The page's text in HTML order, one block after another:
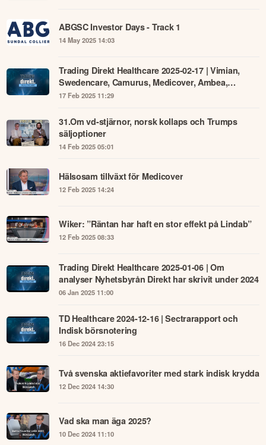
ABGSC Investor Days - Track 1
14 May 2025 14:03
Trading Direkt Healthcare 2025-02-17 | Vimian,
Swedencare, Camurus, Medicover, Ambea,
BioArctic
17 Feb 2025 11:29
31.Om vd-stjärnor, norsk kollaps och Trumps
säljoptioner
14 Feb 2025 05:01
Hälsosam tillväxt för Medicover
12 Feb 2025 14:24
Wiker: ”Räntan har haft en stor effekt på Lindab”
12 Feb 2025 08:33
Trading Direkt Healthcare 2025-01-06 | Om
analyser Nyhetsbyrån Direkt har skrivit under 2024
06 Jan 2025 11:00
TD Healthcare 2024-12-16 | Sectrarapport och
Indisk börsnotering
16 Dec 2024 23:15
Två svenska aktiefavoriter med stark indisk krydda
12 Dec 2024 14:30
Vad ska man äga 2025?
10 Dec 2024 11:10